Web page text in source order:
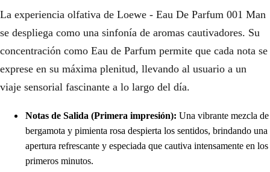
La experiencia olfativa de Loewe - Eau De Parfum 001 Man
se despliega como una sinfonía de aromas cautivadores. Su
concentración como Eau de Parfum permite que cada nota se
exprese en su máxima plenitud, llevando al usuario a un
viaje sensorial fascinante a lo largo del día.
Notas de Salida (Primera impresión): Una vibrante mezcla de
bergamota y pimienta rosa despierta los sentidos, brindando una
apertura refrescante y especiada que cautiva intensamente en los
primeros minutos.